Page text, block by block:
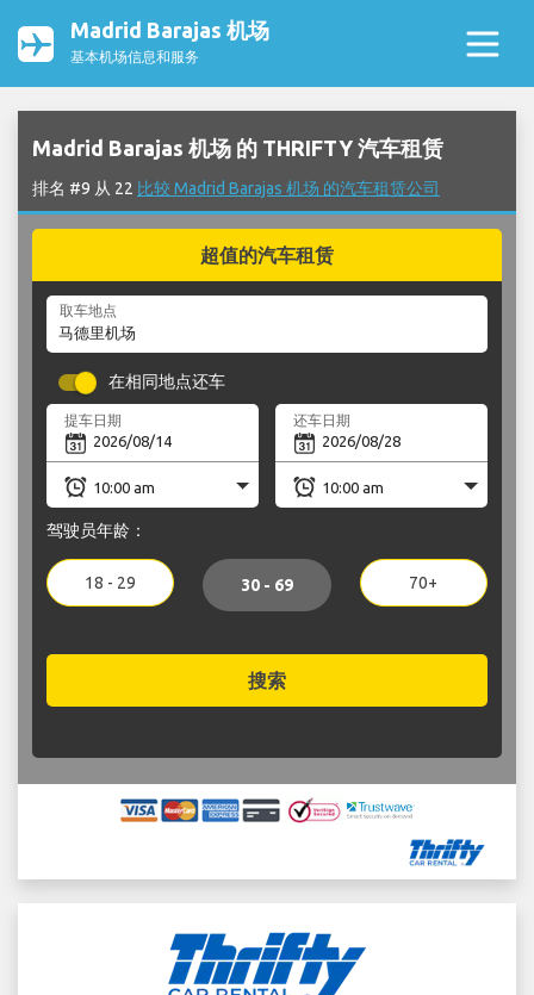
Madrid Barajas 机场
基本机场信息和服务
Madrid Barajas 机场 的 THRIFTY 汽车租赁
排名 #9 从 22 比较 Madrid Barajas 机场 的汽车租赁公司
超值的汽车租赁
取车地点
在相同地点还车
提车日期 还车日期
驾驶员年龄：
18 - 29 30 - 69 70+
搜索